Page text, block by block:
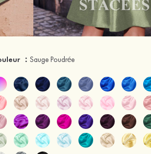
：Sauge Poudrée